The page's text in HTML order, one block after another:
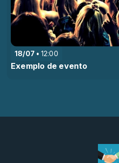
18/07 12:00
Exemplo de evento